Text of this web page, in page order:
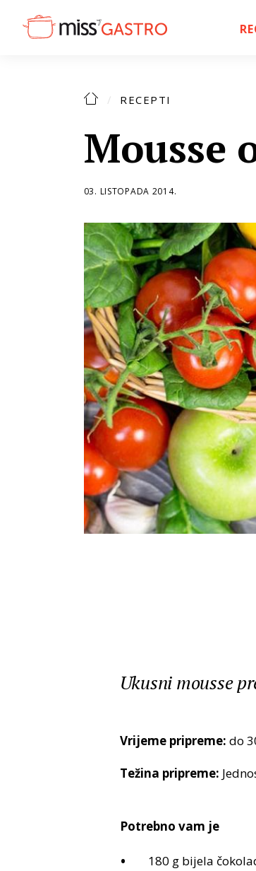
RECEPTI
Mousse
03. LISTOPADA 2014.
Ukusni mousse
Vrijeme pripreme: do
Težina pripreme:
Potrebno vam je
180 g bijela